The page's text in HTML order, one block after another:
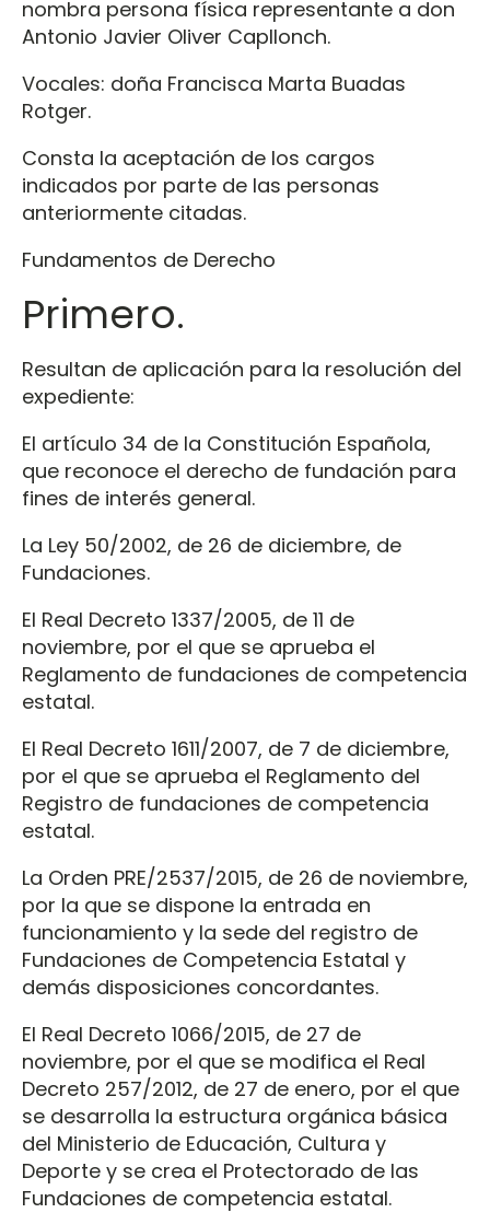
nombra persona física representante a don
Antonio Javier Oliver Capllonch.
Vocales: doña Francisca Marta Buadas
Rotger.
Consta la aceptación de los cargos
indicados por parte de las personas
anteriormente citadas.
Fundamentos de Derecho
Primero.
Resultan de aplicación para la resolución del
expediente:
El artículo 34 de la Constitución Española,
que reconoce el derecho de fundación para
fines de interés general.
La Ley 50/2002, de 26 de diciembre, de
Fundaciones.
El Real Decreto 1337/2005, de 11 de
noviembre, por el que se aprueba el
Reglamento de fundaciones de competencia
estatal.
El Real Decreto 1611/2007, de 7 de diciembre,
por el que se aprueba el Reglamento del
Registro de fundaciones de competencia
estatal.
La Orden PRE/2537/2015, de 26 de noviembre,
por la que se dispone la entrada en
funcionamiento y la sede del registro de
Fundaciones de Competencia Estatal y
demás disposiciones concordantes.
El Real Decreto 1066/2015, de 27 de
noviembre, por el que se modifica el Real
Decreto 257/2012, de 27 de enero, por el que
se desarrolla la estructura orgánica básica
del Ministerio de Educación, Cultura y
Deporte y se crea el Protectorado de las
Fundaciones de competencia estatal.